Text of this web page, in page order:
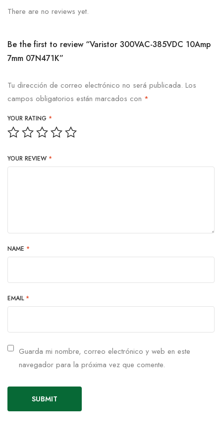
There are no reviews yet.
Be the first to review “Varistor 300VAC-385VDC 10Amp
7mm 07N471K”
Tu dirección de correo electrónico no será publicada. Los
campos obligatorios están marcados con *
YOUR RATING *
YOUR REVIEW *
NAME *
EMAIL *
Guarda mi nombre, correo electrónico y web en este
navegador para la próxima vez que comente.